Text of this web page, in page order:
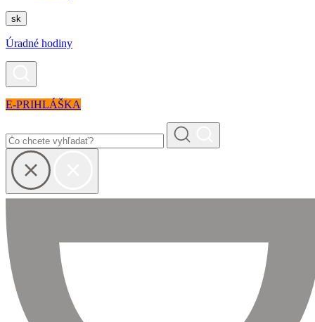
sk
Úradné hodiny
E-PRIHLÁŠKA